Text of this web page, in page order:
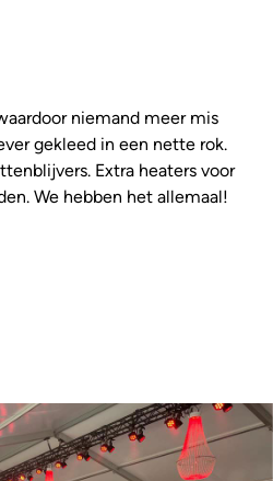
niemand meer mis
gekleed in een nette rok.
Extra heaters voor
We hebben het allemaal!